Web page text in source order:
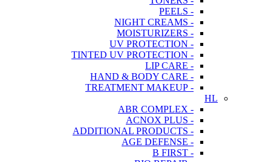
- PEELS
- NIGHT CREAMS
- MOISTURIZERS
- UV PROTECTION
- TINTED UV PROTECTION
- LIP CARE
- HAND & BODY CARE
- TREATMENT MAKEUP
HL
- ABR COMPLEX
- ACNOX PLUS
- ADDITIONAL PRODUCTS
- AGE DEFENSE
- B FIRST